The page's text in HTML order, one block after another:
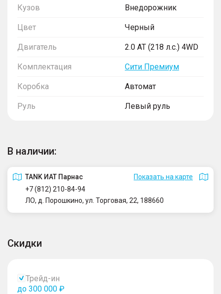
Кузов Внедорожник
Цвет Черный
Двигатель 2.0 AT (218 л.с.) 4WD
Комплектация Сити Премиум
Коробка Автомат
Руль Левый руль
В наличии:
TANK ИАТ Парнас
Показать на карте
+7 (812) 210-84-94
ЛО, д. Порошкино, ул. Торговая, 22, 188660
Скидки
Трейд-ин
до 300 000 ₽